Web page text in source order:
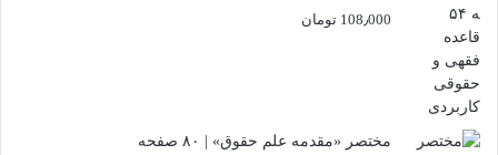
108٫000 تومان
مختصر «مقدمه علم حقوق» | ۸۰ صفحه